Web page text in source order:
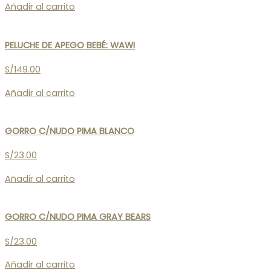
Añadir al carrito
PELUCHE DE APEGO BEBÉ: WAWI
S/149.00
Añadir al carrito
GORRO C/NUDO PIMA BLANCO
S/23.00
Añadir al carrito
GORRO C/NUDO PIMA GRAY BEARS
S/23.00
Añadir al carrito